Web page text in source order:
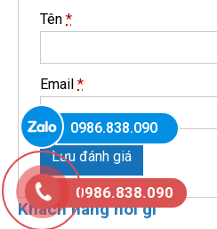
Tên *
Email *
Lưu đánh giá
Khách hàng nói gì
0986.838.090
0986.838.090